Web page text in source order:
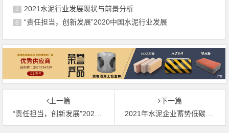
7 2021水泥行业发展现状与前景分析
8 “责任担当，创新发展”2020中国水泥行业发展
上一篇
“责任担当，创新发展”2020中国水泥行业发展前景
下一篇
2021年水泥企业蓄势低碳发展